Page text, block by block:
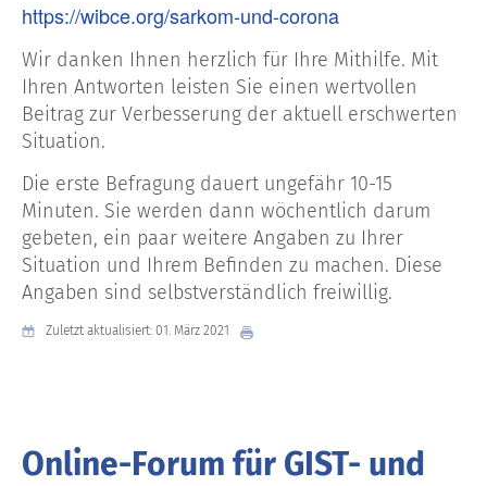
https://wibce.org/sarkom-und-corona
Wir danken Ihnen herzlich für Ihre Mithilfe. Mit
Ihren Antworten leisten Sie einen wertvollen
Beitrag zur Verbesserung der aktuell erschwerten
Situation.
Die erste Befragung dauert ungefähr 10-15
Minuten. Sie werden dann wöchentlich darum
gebeten, ein paar weitere Angaben zu Ihrer
Situation und Ihrem Befinden zu machen. Diese
Angaben sind selbstverständlich freiwillig.
Zuletzt aktualisiert: 01. März 2021
Online-Forum für GIST- und